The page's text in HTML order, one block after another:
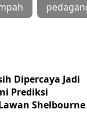
Dipercaya Jadi
Prediksi
Shelbourne